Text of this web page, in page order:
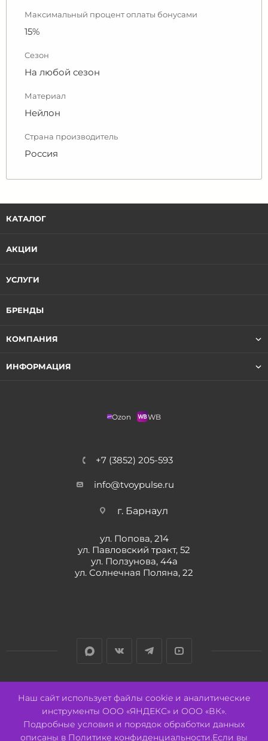
Максимальный процент оплаты бонусами
15%
Сезон
На любой сезон
Материал
Нейлон
Страна производитель
Россия
КАТАЛОГ
АКЦИИ
УСЛУГИ
БРЕНДЫ
КОМПАНИЯ
ИНФОРМАЦИЯ
Ozon WB
+7 (3852) 205-593
info@tvoypulse.ru
г. Барнаул
ул. Попова, 214
ул. Павловский тракт, 52
ул. Ползунова, 44а
ул. Солнечная Поляна, 22
Разработано:Авалон
Наш сайт использует файлы cookie и аналитические
инструменты ООО «ЯНДЕКС» и ООО «ВК».
Подробные условия и порядок обработки данных
описаны в Политике конфиденциальности.Если вы